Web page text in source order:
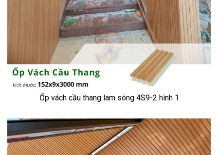
Ốp vách cầu thang lam sóng 4S9-2 hình 1